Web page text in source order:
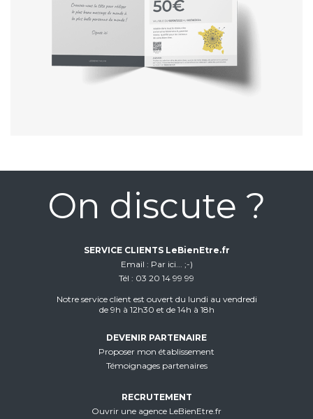
On discute ?
SERVICE CLIENTS LeBienEtre.fr
Email
Par ici... ;-)
Tél
03 20 14 99 99
Notre service client est ouvert du lundi au vendredi
de 9h à 12h30 et de 14h à 18h
DEVENIR PARTENAIRE
Proposer mon établissement
Témoignages partenaires
RECRUTEMENT
Ouvrir une agence LeBienEtre.fr